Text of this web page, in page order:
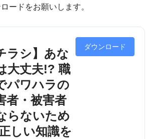
ードをお願いします。
ラシ】あな
大丈夫!? 職
パワハラの
者・被害者
らないため
しい知識を
ダウンロード